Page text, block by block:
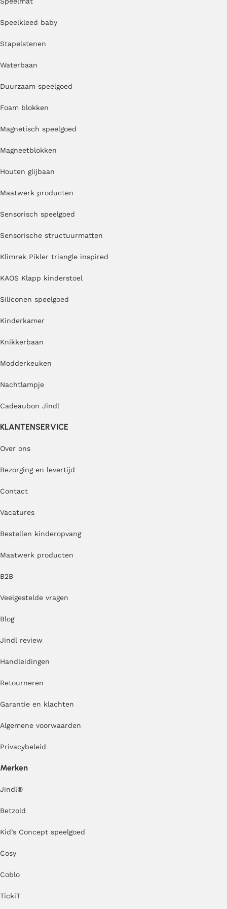
Speelkleed baby
Stapelstenen
Waterbaan
Duurzaam speelgoed
Foam blokken
Magnetisch speelgoed
Magneetblokken
Houten glijbaan
Maatwerk producten
Sensorisch speelgoed
Sensorische structuurmatten
Klimrek Pikler triangle inspired
KAOS Klapp kinderstoel
Siliconen speelgoed
Kinderkamer
Knikkerbaan
Modderkeuken
Nachtlampje
Cadeaubon Jindl
KLANTENSERVICE
Over ons
Bezorging en levertijd
Contact
Vacatures
Bestellen kinderopvang
Maatwerk producten
B2B
Veelgestelde vragen
Blog
Jindl review
Handleidingen
Retourneren
Garantie en klachten
Algemene voorwaarden
Privacybeleid
Merken
Jindl®
Betzold
Kid’s Concept speelgoed
Cosy
Coblo
TickiT